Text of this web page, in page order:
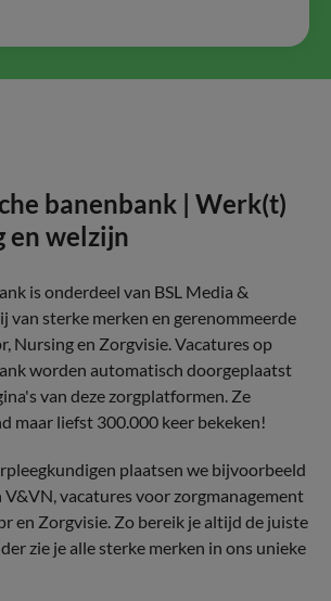
banenbank | Werk(t)
en welzijn
is onderdeel van BSL Media &
van sterke merken en gerenommeerde
Nursing en Zorgvisie. Vacatures op
worden automatisch doorgeplaatst
van deze zorgplatformen. Ze
maar liefst 300.000 keer bekeken!
plaatsen we bijvoorbeeld
vacatures voor zorgmanagement
en Zorgvisie. Zo bereik je altijd de juiste
zie je alle sterke merken in ons unieke